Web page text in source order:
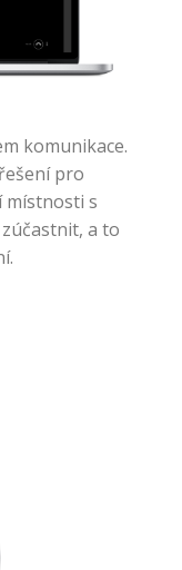
komunikace.
pro
místnosti s
a to